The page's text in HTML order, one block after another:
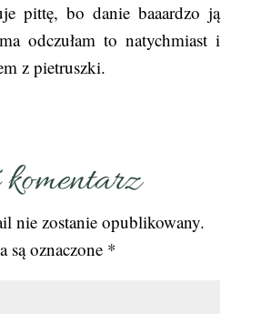
pittę, bo danie baaardzo ją
odczułam to natychmiast i
z pietruszki.
nie zostanie opublikowany.
są oznaczone *